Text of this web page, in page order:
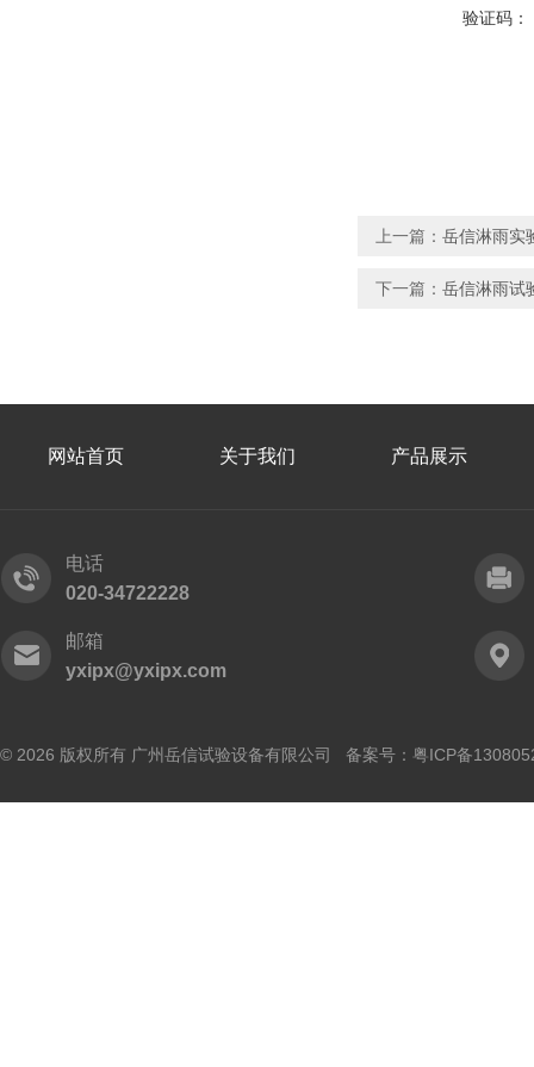
验证码：
上一篇： 岳信淋雨实
下一篇： 岳信淋雨试
网站首页 关于我们 产品展示
电话
020-34722228
邮箱
yxipx@yxipx.com
© 2026 版权所有 广州岳信试验设备有限公司 备案号： 粤ICP备